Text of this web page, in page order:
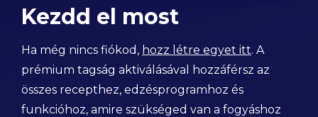
Kezdd el most
Ha még nincs fiókod, hozz létre egyet itt. A
prémium tagság aktiválásával hozzáférsz az
összes recepthez, edzésprogramhoz és
funkcióhoz, amire szükséged van a fogyáshoz